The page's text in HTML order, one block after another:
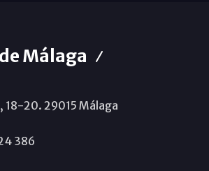
Málaga
18-20. 29015 Málaga
386